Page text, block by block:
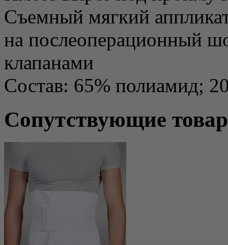
Съемный мягкий
на послеоперационный
клапанами
Состав: 65% полиамид;
Сопутствующие